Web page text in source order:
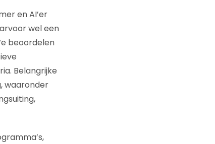
en AI’er
wel een
beoordelen
Belangrijke
waaronder